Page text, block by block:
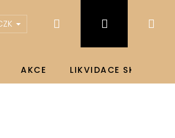
AKCE LIKVIDACE SKLADU
Přihlášení